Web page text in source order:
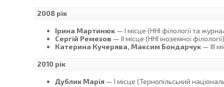
2008 рік
Ірина Мартинюк— І місце (ННІ філології та
Сергій Ремезов — IІ місце (ННІ іноземної філології)
Катерина Кучерява, Максим Бондарчук— ІII
2010 рік
Дублик Марія— І місце (Тернопільський